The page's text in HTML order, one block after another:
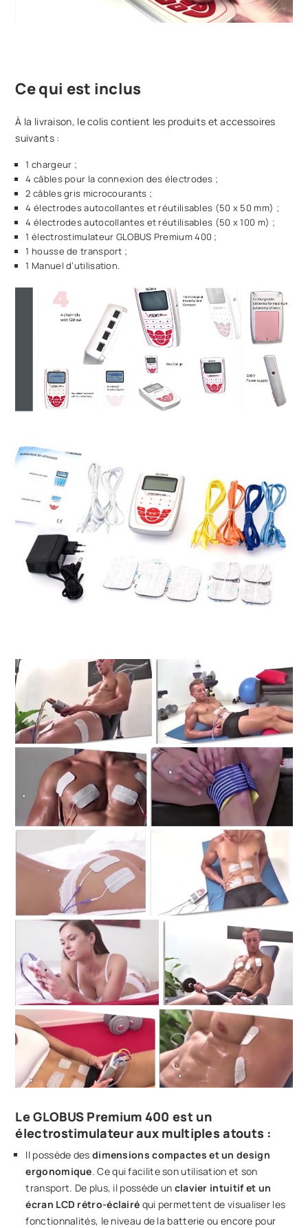
Ce qui est inclus
À la livraison, le colis contient les produits et accessoires
suivants :
1 chargeur ;
4 câbles pour la connexion des électrodes ;
2 câbles gris microcourants ;
4 électrodes autocollantes et réutilisables (50 x 50 mm) ;
4 électrodes autocollantes et réutilisables (50 x 100 m) ;
1 électrostimulateur GLOBUS Premium 400 ;
1 housse de transport ;
1 Manuel d’utilisation.
Le GLOBUS Premium 400 est un
électrostimulateur aux multiples atouts :
Il possède des dimensions compactes et un design
ergonomique. Ce qui facilite son utilisation et son
transport. De plus, il possède un clavier intuitif et un
écran LCD rétro-éclairé qui permettent de visualiser les
fonctionnalités, le niveau de la batterie ou encore pour